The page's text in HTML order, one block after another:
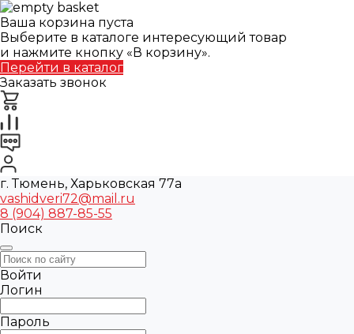
Ваша корзина пуста
Выберите в каталоге интересующий товар
и нажмите кнопку «В корзину».
Перейти в каталог
Заказать звонок
г. Тюмень, Харьковская 77а
vashidveri72@mail.ru
8 (904) 887-85-55
Поиск
Войти
Логин
Пароль